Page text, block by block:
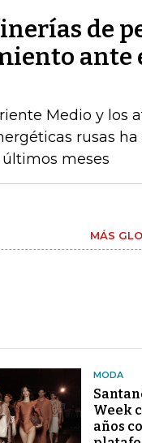
de
ante
Medio y los
rusas ha
meses
MÁS
MODA
Week
años